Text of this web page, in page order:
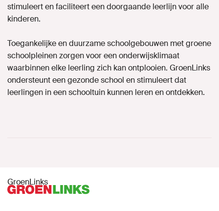
stimuleert en faciliteert een doorgaande leerlijn voor alle
kinderen.
Toegankelijke en duurzame schoolgebouwen met groene
schoolpleinen zorgen voor een onderwijsklimaat
waarbinnen elke leerling zich kan ontplooien. GroenLinks
ondersteunt een gezonde school en stimuleert dat
leerlingen in een schooltuin kunnen leren en ontdekken.
GroenLinks